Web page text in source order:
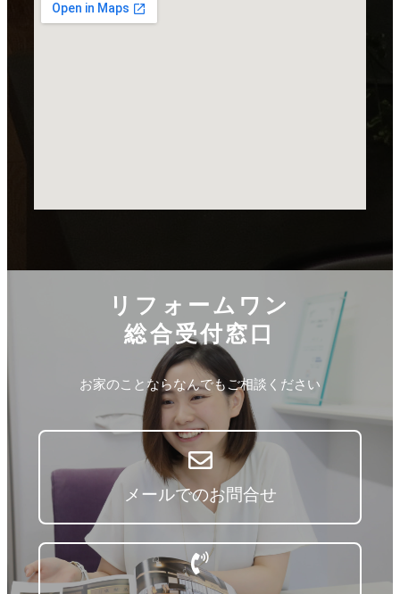
リフォームワン
総合受付窓口
お家のことならなんでもご相談ください
メールでのお問合せ